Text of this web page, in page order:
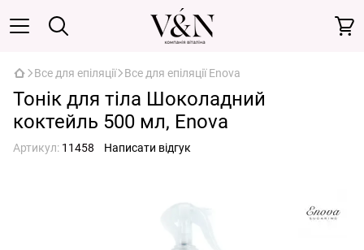
Все для епіляції Все для епіляції Enova
Тонік для тіла Шоколадний
коктейль 500 мл, Enova
Артикул: 11458 Написати відгук